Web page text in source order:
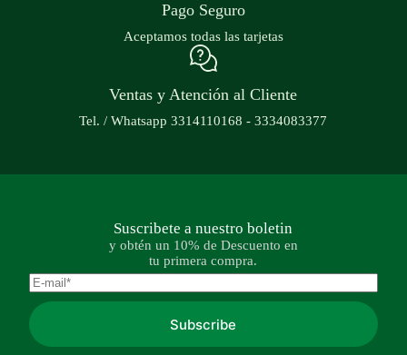
Pago Seguro
Aceptamos todas las tarjetas
Ventas y Atención al Cliente
Tel. / Whatsapp 3314110168 - 3334083377
Suscribete a nuestro boletin
y obtén un 10% de Descuento en
tu primera compra.
Subscribe